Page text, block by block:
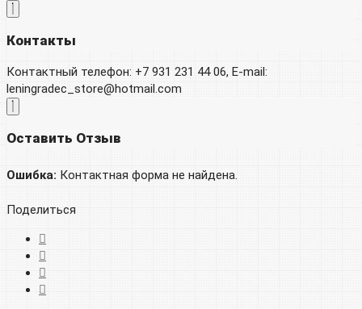
Контакты
Контактный телефон: +7 931 231 44 06, E-mail:
leningradec_store@hotmail.com
Оставить Отзыв
Ошибка: Контактная форма не найдена.
Поделиться